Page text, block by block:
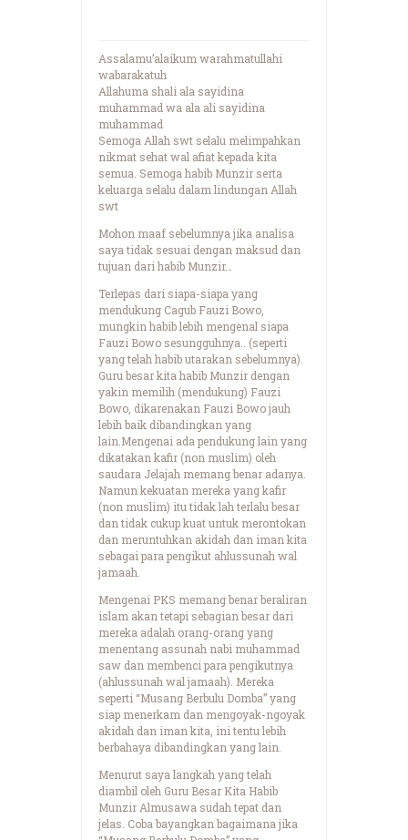
Assalamu’alaikum warahmatullahi
wabarakatuh
Allahuma shali ala sayidina
muhammad wa ala ali sayidina
muhammad
Semoga Allah swt selalu melimpahkan
nikmat sehat wal afiat kepada kita
semua. Semoga habib Munzir serta
keluarga selalu dalam lindungan Allah
swt
Mohon maaf sebelumnya jika analisa
saya tidak sesuai dengan maksud dan
tujuan dari habib Munzir…
Terlepas dari siapa-siapa yang
mendukung Cagub Fauzi Bowo,
mungkin habib lebih mengenal siapa
Fauzi Bowo sesungguhnya.. (seperti
yang telah habib utarakan sebelumnya).
Guru besar kita habib Munzir dengan
yakin memilih (mendukung) Fauzi
Bowo, dikarenakan Fauzi Bowo jauh
lebih baik dibandingkan yang
lain.Mengenai ada pendukung lain yang
dikatakan kafir (non muslim) oleh
saudara Jelajah memang benar adanya.
Namun kekuatan mereka yang kafir
(non muslim) itu tidak lah terlalu besar
dan tidak cukup kuat untuk merontokan
dan meruntuhkan akidah dan iman kita
sebagai para pengikut ahlussunah wal
jamaah.
Mengenai PKS memang benar beraliran
islam akan tetapi sebagian besar dari
mereka adalah orang-orang yang
menentang assunah nabi muhammad
saw dan membenci para pengikutnya
(ahlussunah wal jamaah). Mereka
seperti “Musang Berbulu Domba” yang
siap menerkam dan mengoyak-ngoyak
akidah dan iman kita, ini tentu lebih
berbahaya dibandingkan yang lain.
Menurut saya langkah yang telah
diambil oleh Guru Besar Kita Habib
Munzir Almusawa sudah tepat dan
jelas. Coba bayangkan bagaimana jika